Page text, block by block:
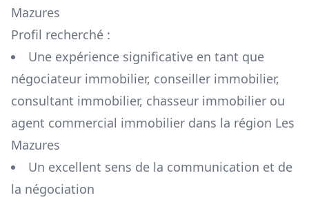
Mazures
Profil recherché :
Une expérience significative en tant que
négociateur immobilier, conseiller immobilier,
consultant immobilier, chasseur immobilier ou
agent commercial immobilier dans la région Les
Mazures
Un excellent sens de la communication et de
la négociation